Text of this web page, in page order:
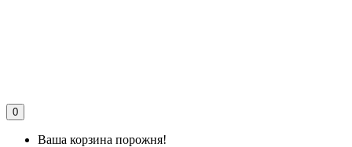
0
Ваша корзина порожня!